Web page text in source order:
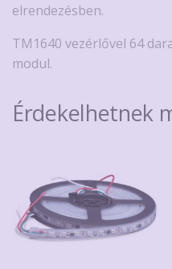
elrendezésben.
TM1640 vezérlővel 64
modul.
Érdekelhetnek